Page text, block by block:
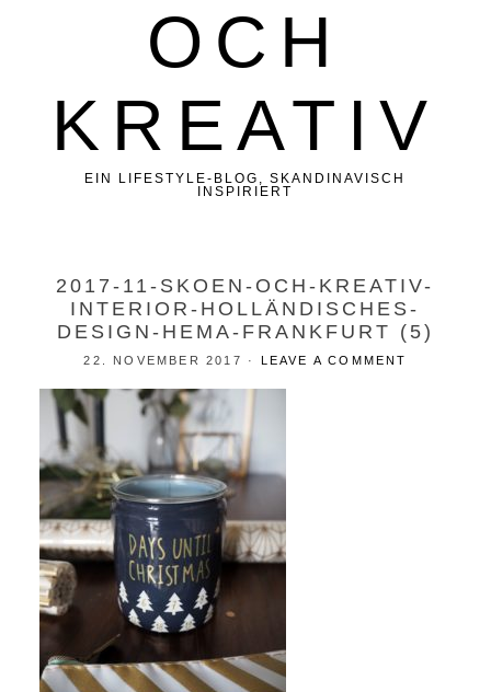
OCH
KREATIV
EIN LIFESTYLE-BLOG, SKANDINAVISCH
INSPIRIERT
2017-11-SKOEN-OCH-KREATIV-
INTERIOR-HOLLÄNDISCHES-
DESIGN-HEMA-FRANKFURT (5)
22. NOVEMBER 2017 · LEAVE A COMMENT